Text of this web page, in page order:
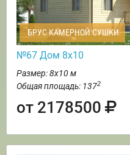
БРУС КАМЕРНОЙ СУШКИ
№67 Дом 8х10
Размер: 8х10 м
Общая площадь: 1372
от 2178500